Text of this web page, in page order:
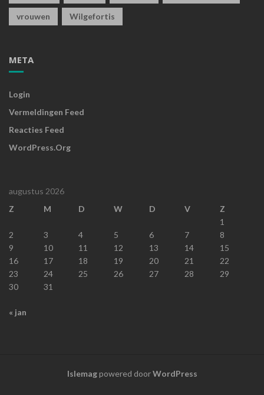
vrouwen Wilgefortis
META
Login
Vermeldingen Feed
Reacties Feed
WordPress.org
augustus 2026
Z
M D W D V
Z
1
2
3 4 5 6 7
8
9
10 11 12 13 14
15
16
17 18 19 20 21
22
23
24 25 26 27 28
29
30
31
« jan
Islemagpowered doorWordPress